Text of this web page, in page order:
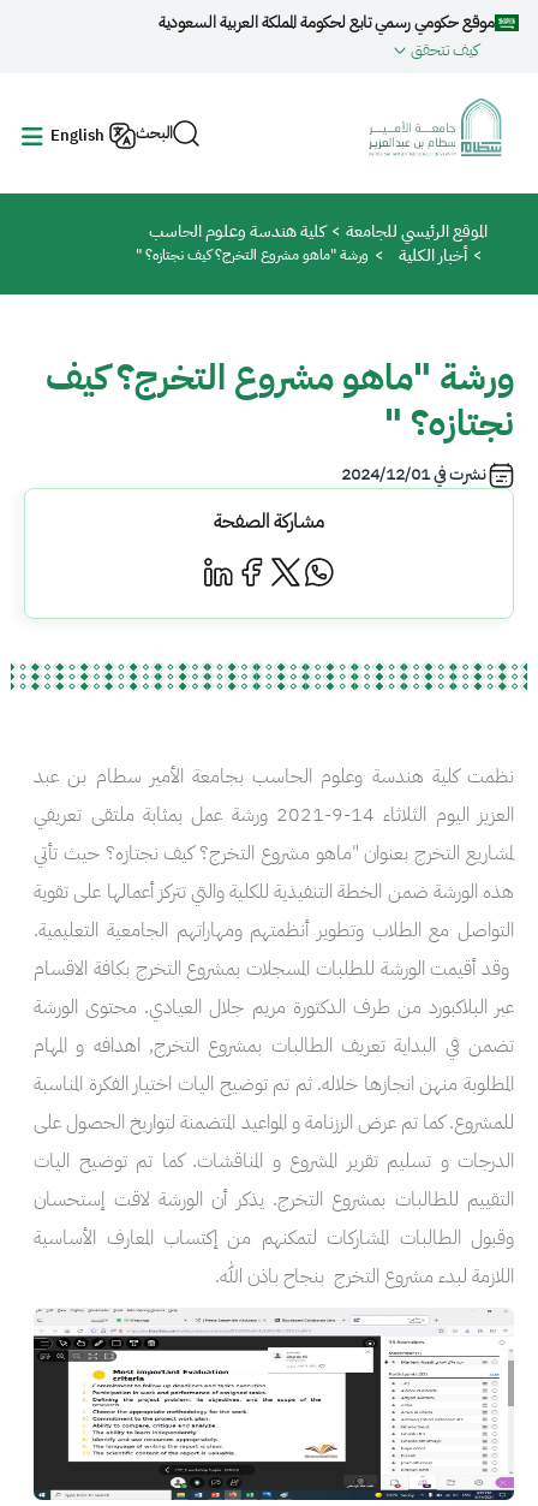
تجاوز إلى المحتوى الرئيسي
موقع حكومي رسمي تابع لحكومة المملكة العربية السعودية
كيف تتحقق
البحث English
مسار التنقل
الموقع الرئيسي للجامعة
كلية هندسة وعلوم الحاسب
أخبار الكلية
ورشة "ماهو مشروع التخرج؟ كيف نجتازه؟ "
ورشة "ماهو مشروع التخرج؟ كيف
نجتازه؟ "
نشرت في2024/12/01
مشاركة الصفحة
نظمت كلية هندسة وعلوم الحاسب بجامعة الأمير سطام بن عبد
العزيز اليوم الثلاثاء 14-9-2021 ورشة عمل بمثابة ملتقى تعريفي
لمشاريع التخرج بعنوان "ماهو مشروع التخرج؟ كيف نجتازه؟ حيث تأتي
هذه الورشة ضمن الخطة التنفيذية للكلية والتي تتركز أعمالها على تقوية
التواصل مع الطلاب وتطوير أنظمتهم ومهاراتهم الجامعية التعليمية.
وقد أقيمت الورشة للطلبات المسجلات بمشروع التخرج بكافة الاقسام
عبر البلاكبورد من طرف الدكتورة مريم جلال العيادي. محتوى الورشة
تضمن في البداية تعريف الطالبات بمشروع التخرج, اهدافه و المهام
المطلوبة منهن انجازها خلاله. ثم تم توضيح اليات اختيار الفكرة المناسبة
للمشروع. كما تم عرض الرزنامة و المواعيد المتضمنة لتواريخ الحصول على
الدرجات و تسليم تقرير المشروع و المناقشات. كما تم توضيح اليات
التقييم للطالبات بمشروع التخرج. يذكر أن الورشة لاقت إستحسان
وقبول الطالبات المشاركات لتمكنهم من إكتساب المعارف الأساسية
اللازمة لبدء مشروع التخرج بنجاح باذن الله.
الصورة